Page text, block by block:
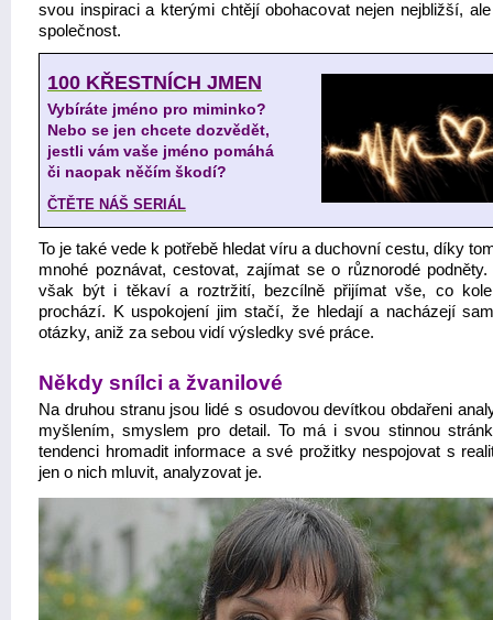
svou inspiraci a kterými chtějí obohacovat nejen nejbližší,
společnost.
100 KŘESTNÍCH JMEN
Vybíráte jméno pro miminko?
Nebo se jen chcete dozvědět,
jestli vám vaše jméno pomáhá
či naopak něčím škodí?
ČTĚTE NÁŠ SERIÁL
To je také vede k potřebě hledat víru a duchovní cestu, díky
mnohé poznávat, cestovat, zajímat se o různorodé podněty.
však být i těkaví a roztržití, bezcílně přijímat vše, co
prochází. K uspokojení jim stačí, že hledají a nacházejí
otázky, aniž za sebou vidí výsledky své práce.
Někdy snílci a žvanilové
Na druhou stranu jsou lidé s osudovou devítkou obdařeni
myšlením, smyslem pro detail. To má i svou stinnou
tendenci hromadit informace a své prožitky nespojovat s
jen o nich mluvit, analyzovat je.